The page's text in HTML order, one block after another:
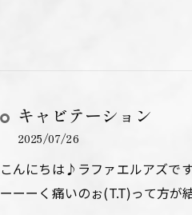
キャビテーション
2025/07/26
こんにちは♪ラファエルアズで
ーーーく痛いのぉ(T.T)って方が